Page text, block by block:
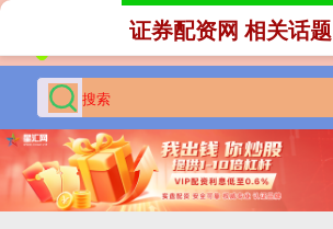
证券配资网 相关话题